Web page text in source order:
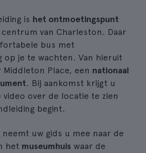
is het ontmoetingspunt
van Charleston. Daar
bus met
op je te wachten. Van hieruit
Place, een nationaal
. Bij aankomst krijgt u
video over de locatie te zien
begint.
neemt uw gids u mee naar de
het museumhuis waar de